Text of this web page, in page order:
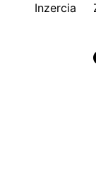
Inzercia